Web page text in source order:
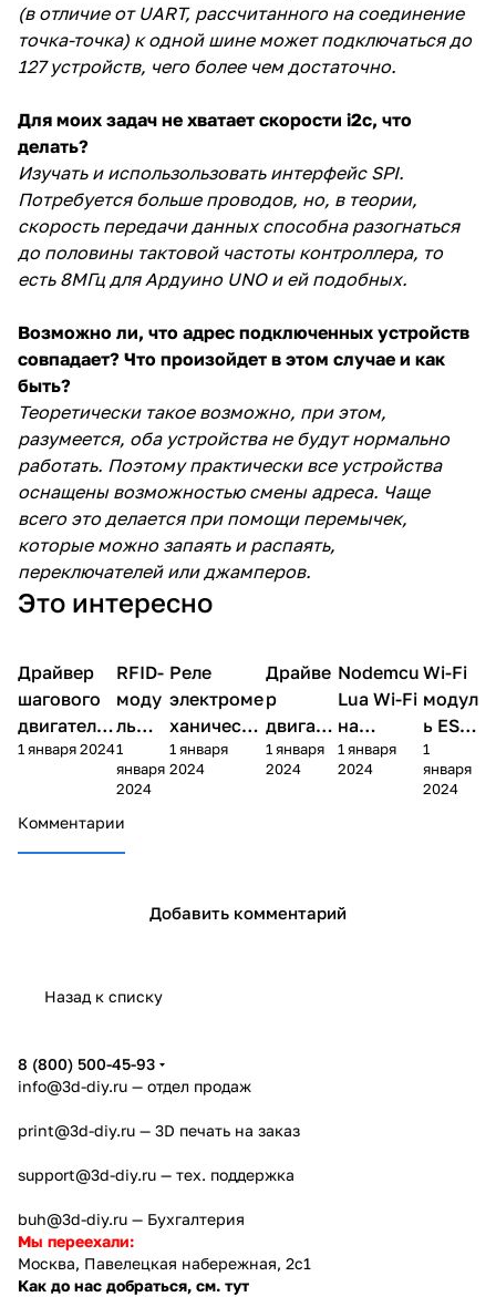
(в отличие от UART, рассчитанного на соединение
точка-точка) к одной шине может подключаться до
127 устройств, чего более чем достаточно.
Для моих задач не хватает скорости i2c, что
делать?
Изучать и использользовать интерфейс SPI.
Потребуется больше проводов, но, в теории,
скорость передачи данных способна разогнаться
до половины тактовой частоты контроллера, то
есть 8МГц для Ардуино UNO и ей подобных.
Возможно ли, что адрес подключенных устройств
совпадает? Что произойдет в этом случае и как
быть?
Теоретически такое возможно, при этом,
разумеется, оба устройства не будут нормально
работать. Поэтому практически все устройства
оснащены возможностью смены адреса. Чаще
всего это делается при помощи перемычек,
которые можно запаять и распаять,
переключателей или джамперов.
Это интересно
Модули
Драйвер
шагового
двигателя
A4988
1 января 2024
Модули
RFID-
моду
ль
RC52
2
1
января
2024
Модули
Реле
электроме
ханическо
е 10А 5В
1 января
2024
Модули
Драйве
р
двигате
ля
L9110S
1 января
2024
Модули
Nodemcu
Lua Wi-Fi
на
Esp8266
1 января
2024
Wi-Fi
модул
ь ESP-
01
1
января
2024
Комментарии
Добавить комментарий
Назад к списку
8 (800) 500-45-93
info@3d-diy.ru — отдел продаж
print@3d-diy.ru — 3D печать на заказ
support@3d-diy.ru — тех. поддержка
buh@3d-diy.ru — Бухгалтерия
Мы переехали:
Москва, Павелецкая набережная, 2с1
Как до нас добраться, см. тут